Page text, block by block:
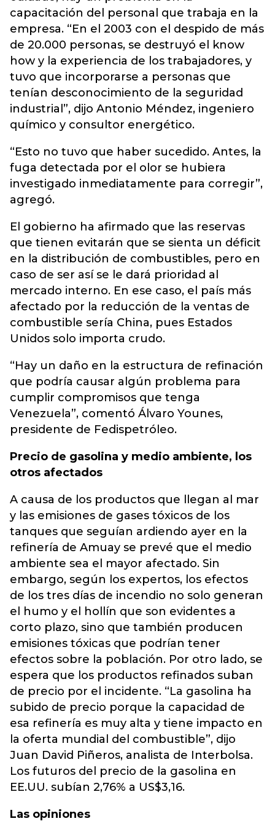
capacitación del personal que trabaja en la
empresa. “En el 2003 con el despido de más
de 20.000 personas, se destruyó el know
how y la experiencia de los trabajadores, y
tuvo que incorporarse a personas que
tenían desconocimiento de la seguridad
industrial”, dijo Antonio Méndez, ingeniero
químico y consultor energético.
“Esto no tuvo que haber sucedido. Antes, la
fuga detectada por el olor se hubiera
investigado inmediatamente para corregir”,
agregó.
El gobierno ha afirmado que las reservas
que tienen evitarán que se sienta un déficit
en la distribución de combustibles, pero en
caso de ser así se le dará prioridad al
mercado interno. En ese caso, el país más
afectado por la reducción de la ventas de
combustible sería China, pues Estados
Unidos solo importa crudo.
“Hay un daño en la estructura de refinación
que podría causar algún problema para
cumplir compromisos que tenga
Venezuela”, comentó Álvaro Younes,
presidente de Fedispetróleo.
Precio de gasolina y medio ambiente, los
otros afectados
A causa de los productos que llegan al mar
y las emisiones de gases tóxicos de los
tanques que seguían ardiendo ayer en la
refinería de Amuay se prevé que el medio
ambiente sea el mayor afectado. Sin
embargo, según los expertos, los efectos
de los tres días de incendio no solo generan
el humo y el hollín que son evidentes a
corto plazo, sino que también producen
emisiones tóxicas que podrían tener
efectos sobre la población. Por otro lado, se
espera que los productos refinados suban
de precio por el incidente. “La gasolina ha
subido de precio porque la capacidad de
esa refinería es muy alta y tiene impacto en
la oferta mundial del combustible”, dijo
Juan David Piñeros, analista de Interbolsa.
Los futuros del precio de la gasolina en
EE.UU. subían 2,76% a US$3,16.
Las opiniones